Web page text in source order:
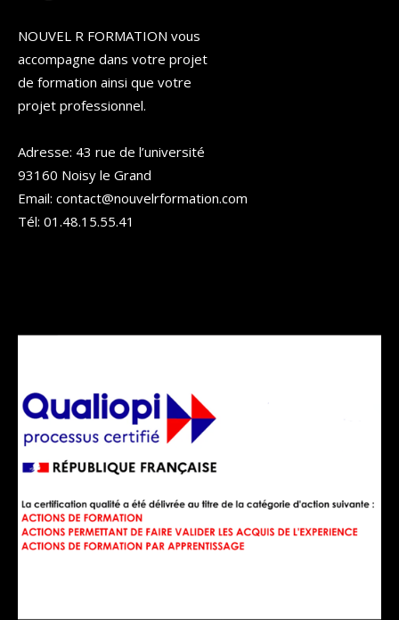
NOUVEL R FORMATION vous
accompagne dans votre projet
de formation ainsi que votre
projet professionnel.
Adresse: 43 rue de l’université
93160 Noisy le Grand
Email: contact@nouvelrformation.com
Tél: 01.48.15.55.41